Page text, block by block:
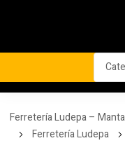
Ferretería Ludepa –
Ferretería Ludepa